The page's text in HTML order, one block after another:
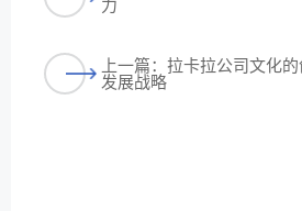
力
上一篇：拉卡拉公司文化
发展战略